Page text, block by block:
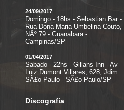
24/09/2017
Domingo - 18hs - Sebastian Bar -
Rua Dona Maria Umbelina Couto,
NÂº 79 - Guanabara -
Campinas/SP
01/04/2017
Sabado - 22hs - Gillans Inn - Av
Luiz Dumont Villares, 628, Jdim
SÃ£o Paulo - SÃ£o Paulo/SP
Discografia